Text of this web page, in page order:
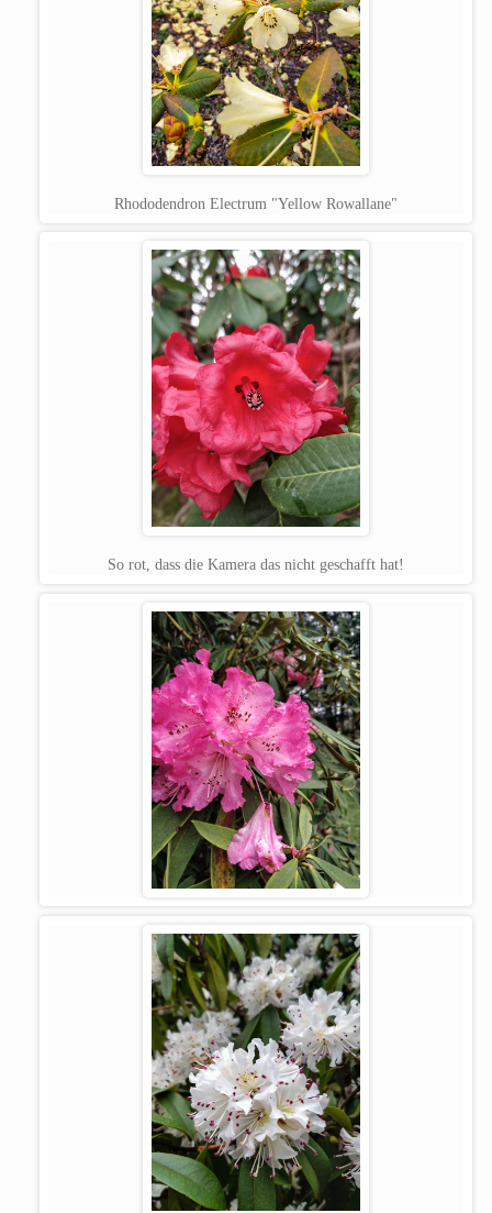
Rhododendron Electrum "Yellow Rowallane"
So rot, dass die Kamera das nicht geschafft hat!